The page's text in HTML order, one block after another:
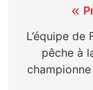
de
l’article
L’équipe de
pêche à
championne